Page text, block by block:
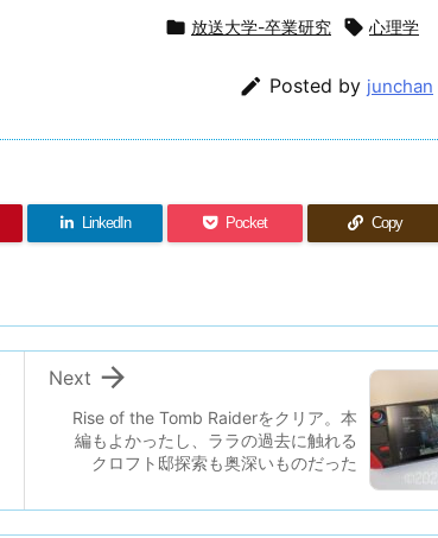
 放送大学-卒業研究  心理学
 Posted by junchan
LinkedIn Pocket Copy
Rise of the Tomb Raiderをクリア。本
編もよかったし、ララの過去に触れる
クロフト邸探索も奥深いものだった

Next